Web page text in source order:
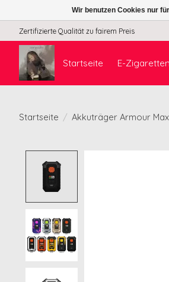
Zertifizierte Qualität zu fairem Preis
Startseite E-
Startseite / Akkuträger Armour
Wir benutzen Cookies nur